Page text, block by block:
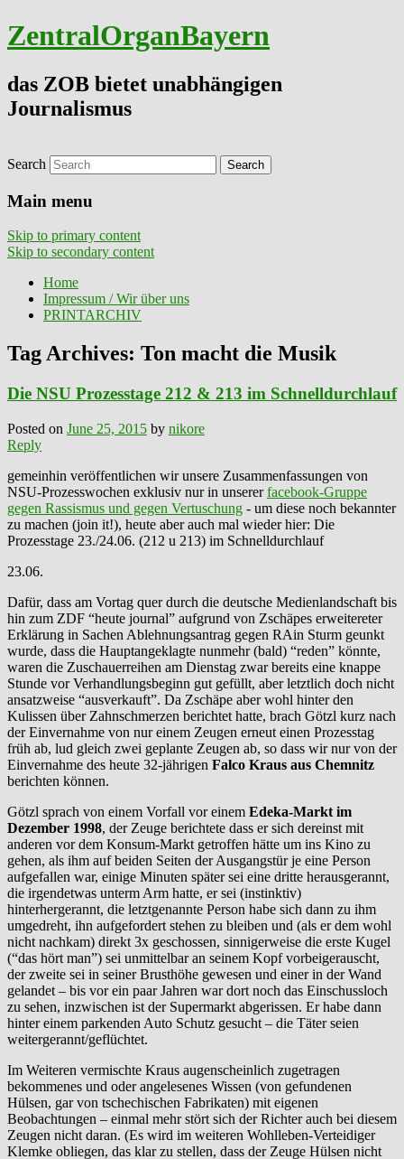
ZentralOrganBayern
das ZOB bietet unabhängigen
Journalismus
Search
Main menu
Skip to primary content
Skip to secondary content
Home
Impressum / Wir über uns
PRINTARCHIV
Tag Archives: Ton macht die Musik
Die NSU Prozesstage 212 & 213 im Schnelldurchlauf
Posted on June 25, 2015 by nikore
Reply
gemeinhin veröffentlichen wir unsere Zusammenfassungen von
NSU-Prozesswochen exklusiv nur in unsererfacebook-Gruppe
gegen Rassismus und gegen Vertuschung - um diese noch bekannter
zu machen (join it!), heute aber auch mal wieder hier: Die
Prozesstage 23./24.06. (212 u 213) im Schnelldurchlauf
23.06.
Dafür, dass am Vortag quer durch die deutsche Medienlandschaft bis
hin zum ZDF “heute journal” aufgrund von Zschäpes erweitereter
Erklärung in Sachen Ablehnungsantrag gegen RAin Sturm geunkt
wurde, dass die Hauptangeklagte nunmehr (bald) “reden” könnte,
waren die Zuschauerreihen am Dienstag zwar bereits eine knappe
Stunde vor Verhandlungsbeginn gut gefüllt, aber letztlich doch nicht
ansatzweise “ausverkauft”. Da Zschäpe aber wohl hinter den
Kulissen über Zahnschmerzen berichtet hatte, brach Götzl kurz nach
der Einvernahme von nur einem Zeugen erneut einen Prozesstag
früh ab, lud gleich zwei geplante Zeugen ab, so dass wir nur von der
Einvernahme des heute 32-jährigen Falco Kraus aus Chemnitz
berichten können.
Götzl sprach von einem Vorfall vor einem Edeka-Markt im
Dezember 1998, der Zeuge berichtete dass er sich dereinst mit
anderen vor dem Konsum-Markt getroffen hätte um ins Kino zu
gehen, als ihm auf beiden Seiten der Ausgangstür je eine Person
aufgefallen war, einige Minuten später sei eine dritte herausgerannt,
die irgendetwas unterm Arm hatte, er sei (instinktiv)
hinterhergerannt, die letztgenannte Person habe sich dann zu ihm
umgedreht, ihn aufgefordert stehen zu bleiben und (als er dem wohl
nicht nachkam) direkt 3x geschossen, sinnigerweise die erste Kugel
(“das hört man”) sei unmittelbar an seinem Kopf vorbeigerauscht,
der zweite sei in seiner Brusthöhe gewesen und einer in der Wand
gelandet – bis vor ein paar Jahren war dort noch das Einschussloch
zu sehen, inzwischen ist der Supermarkt abgerissen. Er habe dann
hinter einem parkenden Auto Schutz gesucht – die Täter seien
weitergerannt/geflüchtet.
Im Weiteren vermischte Kraus augenscheinlich zugetragen
bekommenes und oder angelesenes Wissen (von gefundenen
Hülsen, gar von tschechischen Fabrikaten) mit eigenen
Beobachtungen – einmal mehr stört sich der Richter auch bei diesem
Zeugen nicht daran. (Es wird im weiteren Wohlleben-Verteidiger
Klemke obliegen, das klar zu stellen, dass der Zeuge Hülsen nicht